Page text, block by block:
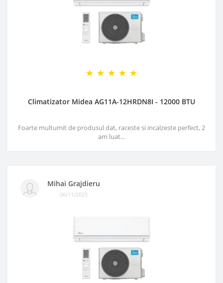
Climatizator Midea AG11A-12HRDN8I - 12000 BTU
Foarte multumit de produsul dat, raceste si incalzeste perfect, 2
am luat...
Mihai Grajdieru
06/11/2025